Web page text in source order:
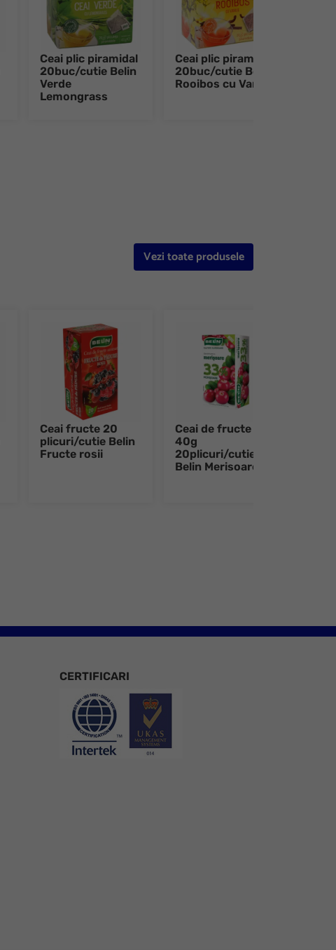
Ceai plic piramidal
20buc/cutie Belin
Verde
Lemongrass
Ceai plic piramidal
20buc/cutie Belin
Rooibos cu Vanilie
Vezi toate produsele
Ceai fructe 20
plicuri/cutie Belin
Fructe rosii
Ceai de fructe
40g
20plicuri/cutie
Belin Merisoare
CERTIFICARI